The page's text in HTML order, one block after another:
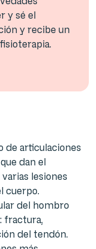
y sé el
y recibe un
de articulaciones
dan el
lesiones
cuerpo.
del hombro
fractura,
del tendón.